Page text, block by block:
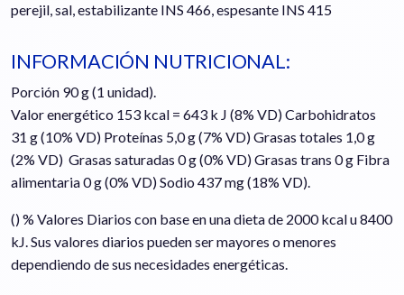
perejil, sal, estabilizante INS 466, espesante INS 415
INFORMACIÓN NUTRICIONAL:
Porción 90 g (1 unidad).
Valor energético 153 kcal = 643 k J (8% VD) Carbohidratos
31 g (10% VD) Proteínas 5,0 g (7% VD) Grasas totales 1,0 g
(2% VD) Grasas saturadas 0 g (0% VD) Grasas trans 0 g Fibra
alimentaria 0 g (0% VD) Sodio 437 mg (18% VD).
() % Valores Diarios con base en una dieta de 2000 kcal u 8400
kJ. Sus valores diarios pueden ser mayores o menores
dependiendo de sus necesidades energéticas.